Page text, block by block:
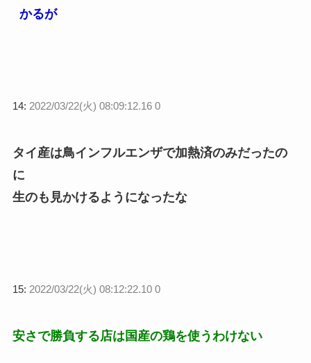
かるが
14: 2022/03/22(火) 08:09:12.16 0
タイ産は鳥インフルエンザで加熱済のみだったの
に
生のも見かけるようになったな
15: 2022/03/22(火) 08:12:22.10 0
安さで勝負する店は国産の鶏を使うわけない